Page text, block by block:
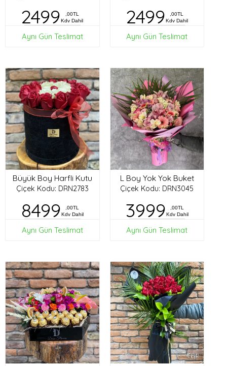
2499
,00TL
Kdv Dahil
Aynı Gün Teslimat
2499
,00TL
Kdv Dahil
Aynı Gün Teslimat
Büyük Boy Harfli Kutu
Çiçek Kodu: DRN2783
8499
,00TL
Kdv Dahil
Aynı Gün Teslimat
L Boy Yok Yok Buket
Çiçek Kodu: DRN3045
3999
,00TL
Kdv Dahil
Aynı Gün Teslimat